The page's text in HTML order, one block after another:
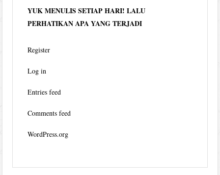
YUK MENULIS SETIAP HARI! LALU
PERHATIKAN APA YANG TERJADI
Register
Log in
Entries feed
Comments feed
WordPress.org